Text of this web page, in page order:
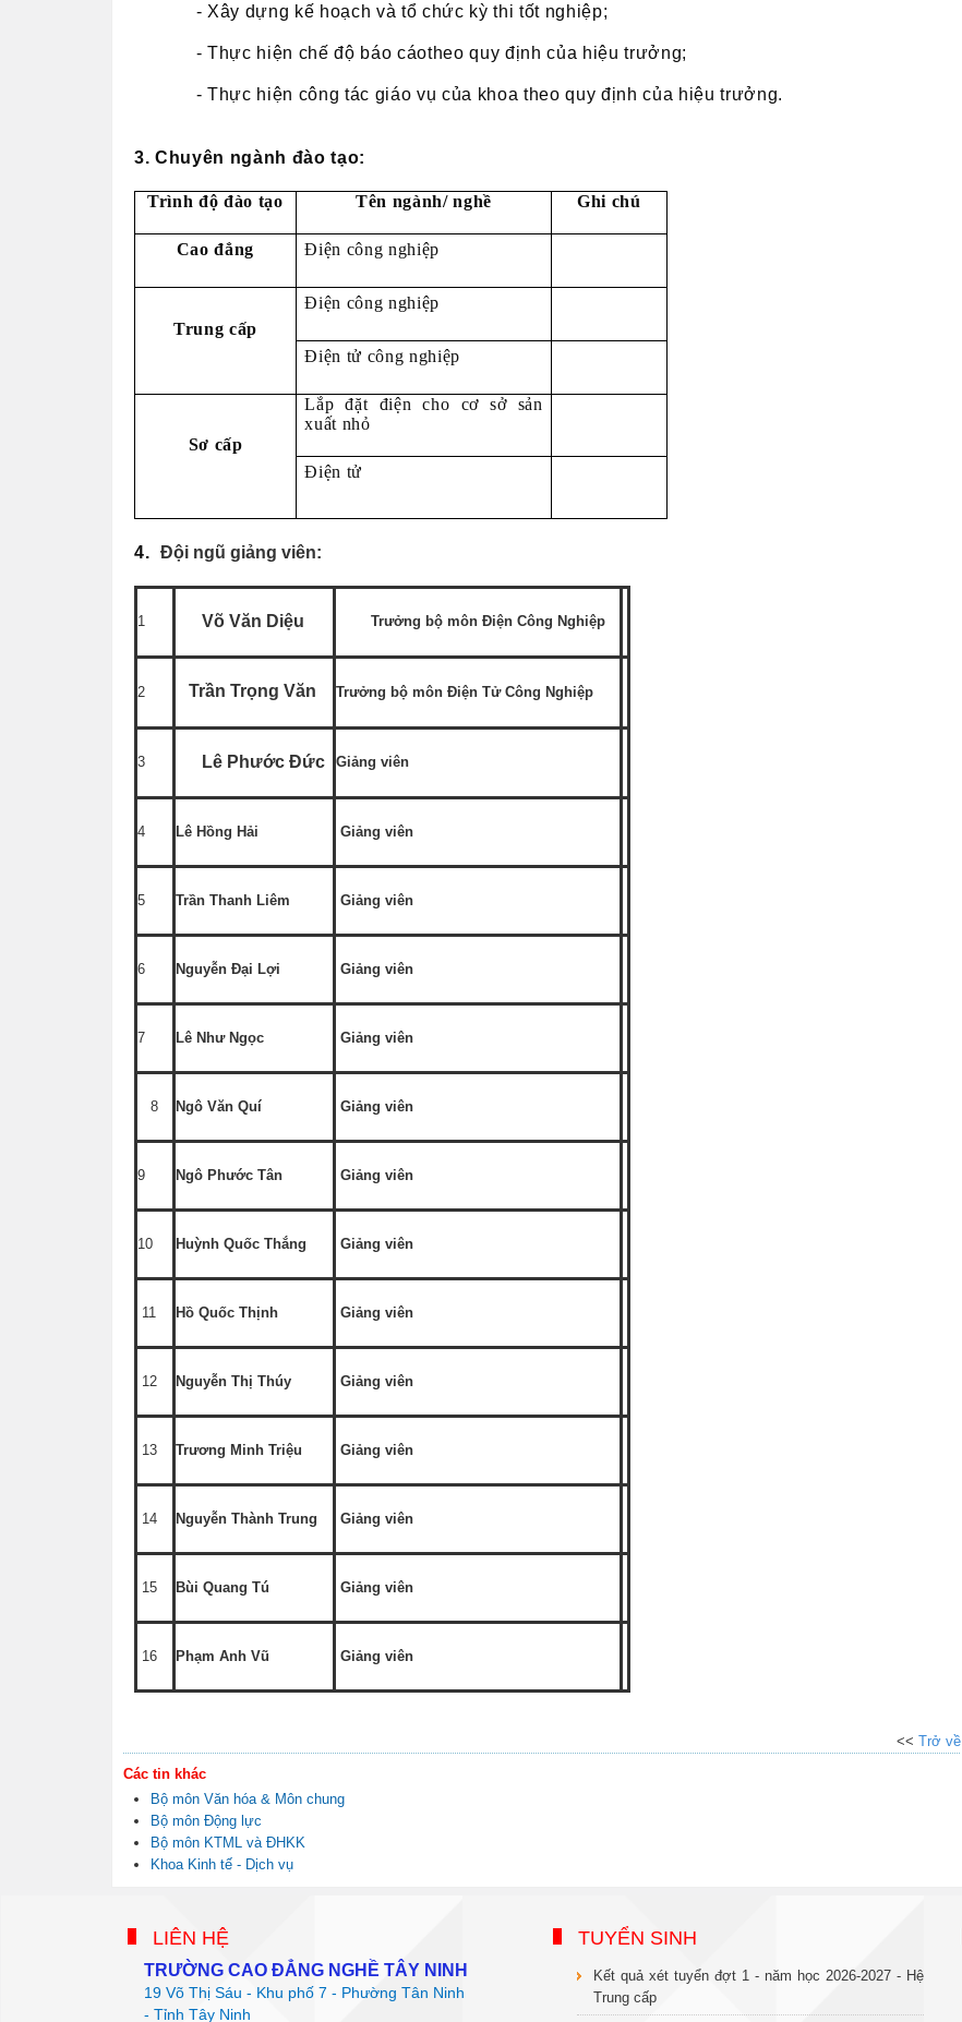
- Xây dựng kế hoạch và tổ chức kỳ thi tốt nghiệp;
- Thực hiện chế độ báo cáotheo quy định của hiệu trưởng;
- Thực hiện công tác giáo vụ của khoa theo quy định của hiệu trưởng.
3. Chuyên ngành đào tạo:
Trình độ đào tạo Tên ngành/ nghề Ghi chú
Cao đẳng Điện công nghiệp
Trung cấp
Điện công nghiệp
Điện tử công nghiệp
Sơ cấp
Lắp đặt điện cho cơ sở sản
xuất nhỏ
Điện tử
4. Đội ngũ giảng viên:
1 Võ Văn Diệu Trưởng bộ môn Điện Công Nghiệp
2 Trần Trọng Văn Trưởng bộ môn Điện Tử Công Nghiệp
3 Lê Phước Đức Giảng viên
4 Lê Hồng Hải Giảng viên
5 Trần Thanh Liêm Giảng viên
6 Nguyễn Đại Lợi Giảng viên
7 Lê Như Ngọc Giảng viên
8 Ngô Văn Quí Giảng viên
9 Ngô Phước Tân Giảng viên
10 Huỳnh Quốc Thắng Giảng viên
11 Hồ Quốc Thịnh Giảng viên
12 Nguyễn Thị Thúy Giảng viên
13 Trương Minh Triệu Giảng viên
14 Nguyễn Thành Trung Giảng viên
15 Bùi Quang Tú Giảng viên
16 Phạm Anh Vũ Giảng viên
<< Trở về
Các tin khác
Bộ môn Văn hóa & Môn chung
Bộ môn Động lực
Bộ môn KTML và ĐHKK
Khoa Kinh tế - Dịch vụ
LIÊN HỆ
TRƯỜNG CAO ĐẲNG NGHỀ TÂY NINH
19 Võ Thị Sáu - Khu phố 7 - Phường Tân Ninh
- Tỉnh Tây Ninh
TUYỂN SINH
Kết quả xét tuyển đợt 1 - năm học 2026-2027 - Hệ
Trung cấp